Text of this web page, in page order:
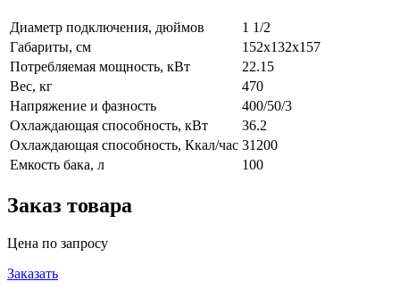
Диаметр подключения, дюймов
1 1/2
Габариты, см
152x132x157
Потребляемая мощность, кВт
22.15
Вес, кг
470
Напряжение и фазность
400/50/3
Охлаждающая способность, кВт
36.2
Охлаждающая способность, Ккал/час 31200
Емкость бака, л
100
Заказ товара
Цена по запросу
Заказать